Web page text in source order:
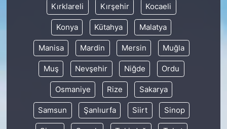
Kırklareli Kırşehir Kocaeli
Konya Kütahya Malatya
Manisa Mardin Mersin Muğla
Muş Nevşehir Niğde Ordu
Osmaniye Rize Sakarya
Samsun Şanlıurfa Siirt Sinop